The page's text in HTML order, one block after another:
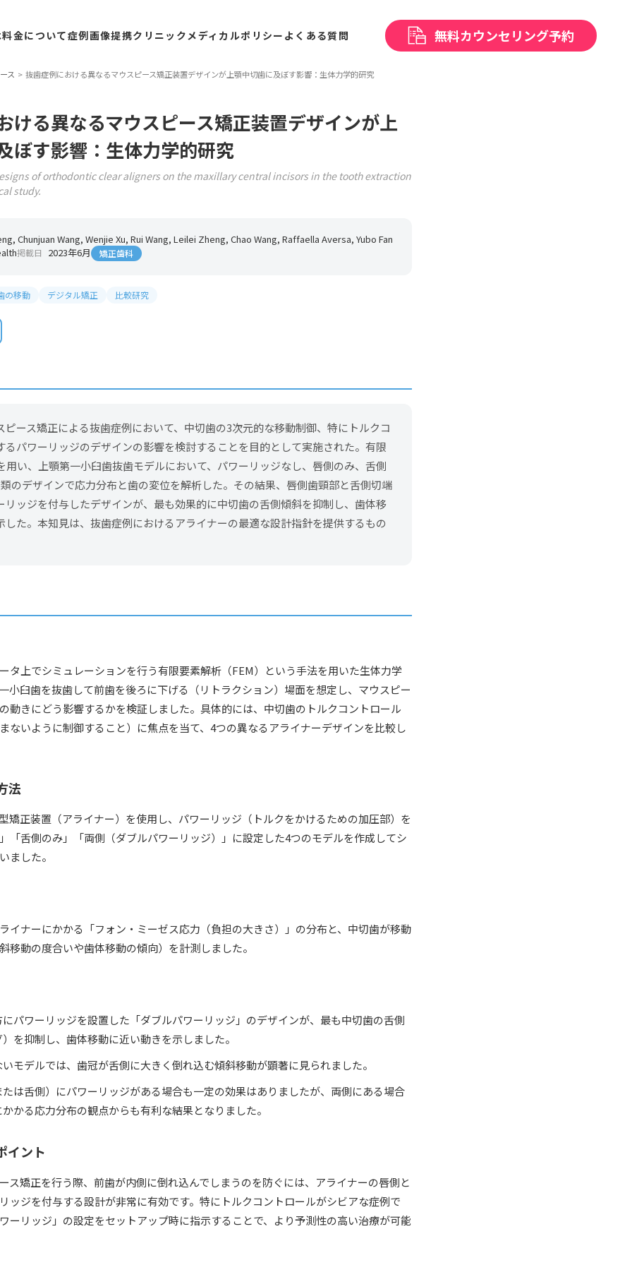
料金について症例画像提携クリニックメディカルポリシー よくある質問 無料カウンセリング予約
ス 抜歯症例における異なるマウスピース矯正装置デザインが上顎中切歯に及ぼす影響：生体力学的研究
ける異なるマウスピース矯正装置デザインが上
ぼす影響：生体力学的研究
of orthodontic clear aligners on the maxillary central incisors in the tooth extraction
study.
Chunjuan Wang, Wenjie Xu, Rui Wang, Leilei Zheng, Chao Wang, Raffaella Aversa, Yubo Fan
掲載日 2023年6月 矯正歯科
の移動 デジタル矯正 比較研究
ピース矯正による抜歯症例において、中切歯の3次元的な移動制御、特にトルクコ
るパワーリッジのデザインの影響を検討することを目的として実施された。有限
用い、上顎第一小臼歯抜歯モデルにおいて、パワーリッジなし、唇側のみ、舌側
のデザインで応力分布と歯の変位を解析した。その結果、唇側歯頸部と舌側切端
リッジを付与したデザインが、最も効果的に中切歯の舌側傾斜を抑制し、歯体移
した。本知見は、抜歯症例におけるアライナーの最適な設計指針を提供するもの
タ上でシミュレーションを行う有限要素解析（FEM）という手法を用いた生体力学
小臼歯を抜歯して前歯を後ろに下げる（リトラクション）場面を想定し、マウスピー
動きにどう影響するかを検証しました。具体的には、中切歯のトルクコントロール
ないように制御すること）に焦点を当て、4つの異なるアライナーデザインを比較し
法
矯正装置（アライナー）を使用し、パワーリッジ（トルクをかけるための加圧部）を
「舌側のみ」「両側（ダブルパワーリッジ）」に設定した4つのモデルを作成してシ
ました。
イナーにかかる「フォン・ミーゼス応力（負担の大きさ）」の分布と、中切歯が移動
移動の度合いや歯体移動の傾向）を計測しました。
パワーリッジを設置した「ダブルパワーリッジ」のデザインが、最も中切歯の舌側
を抑制し、歯体移動に近い動きを示しました。
モデルでは、歯冠が舌側に大きく倒れ込む傾斜移動が顕著に見られました。
は舌側）にパワーリッジがある場合も一定の効果はありましたが、両側にある場合
かる応力分布の観点からも有利な結果となりました。
イント
ス矯正を行う際、前歯が内側に倒れ込んでしまうのを防ぐには、アライナーの唇側と
ッジを付与する設計が非常に有効です。特にトルクコントロールがシビアな症例で
ーリッジ」の設定をセットアップ時に指示することで、より予測性の高い治療が可能